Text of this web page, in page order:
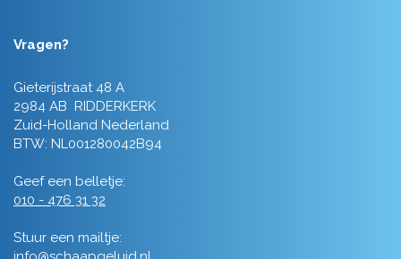
Vragen?
Gieterijstraat 48 A
2984 AB RIDDERKERK
Zuid-Holland Nederland
BTW: NL001280042B94
Geef een belletje:
010 - 476 31 32
Stuur een mailtje: